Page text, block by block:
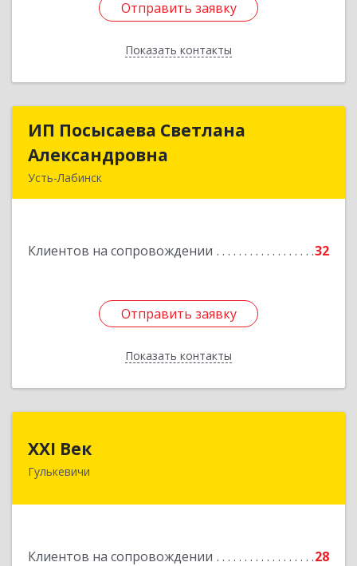
Отправить заявку
Показать контакты
Отправить заявку
Назад
ИП Посысаева Светлана
Александровна
Усть-Лабинск
Клиентов на сопровождении 32
Отправить заявку
Показать контакты
ИП Посысаева Светлана
Подробнее
Отправить заявку
Назад
XXI Век
Гулькевичи
Клиентов на сопровождении 28